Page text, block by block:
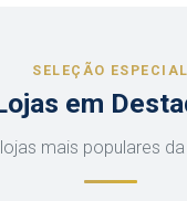
SELEÇÃO ESPECIAL
em
mais populares